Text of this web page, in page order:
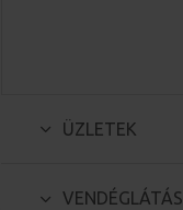
ÜZLETEK
VENDÉGLÁTÁS